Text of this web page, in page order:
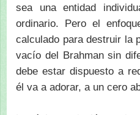
sea una entidad
ordinario. Pero el
calculado para destruir la
vacío del Brahman sin
debe estar dispuesto a
él va a adorar, a un cero